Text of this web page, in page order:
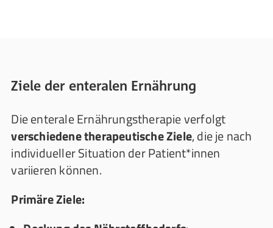
Ziele der enteralen Ernährung
Die enterale Ernährungstherapie verfolgt
verschiedene therapeutische Ziele, die je nach
individueller Situation der Patient*innen
variieren können.
Primäre Ziele: